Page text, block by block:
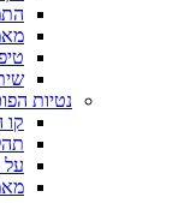
נטיות
קו
על